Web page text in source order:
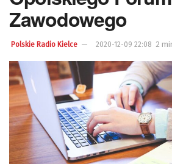
Zawodowego
Polskie Radio Kielce 2020-12-09 22:08 2